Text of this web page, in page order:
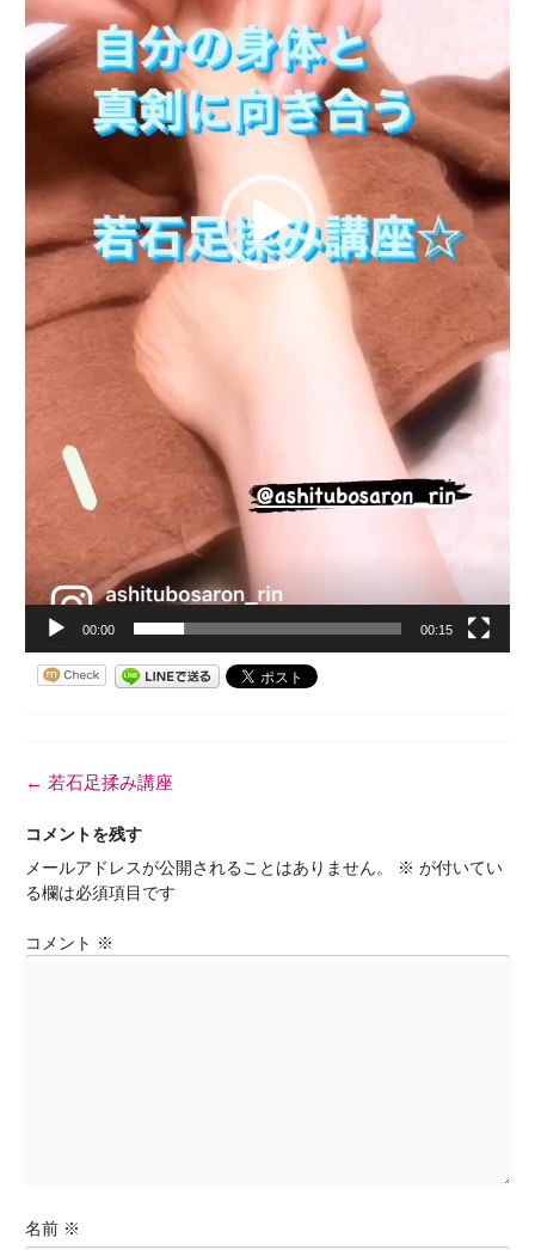
00:00 00:15
投
ナ
ビ
ゲ
シ
ョ
← 若石足揉み講座
コメントを残す
メールアドレスが公開されることはありません。
※ が付いてい
る欄は必須項目です
コメント ※
名前 ※